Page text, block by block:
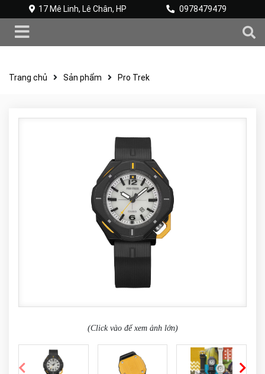
17 Mê Linh, Lê Chân, HP 0978479479
Trang chủ Sản phẩm Pro Trek
(Click vào để xem ảnh lớn)